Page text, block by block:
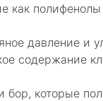
как
давление и
содержание
которые